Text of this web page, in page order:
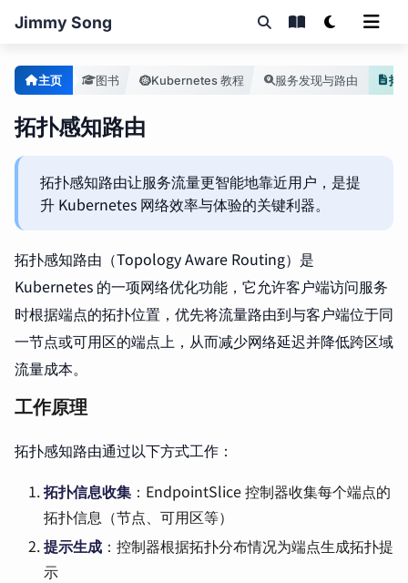
Jimmy Song
主页 图书 Kubernetes 教程 服务发现与路由 拓
拓扑感知路由
拓扑感知路由让服务流量更智能地靠近用户，是提
升 Kubernetes 网络效率与体验的关键利器。
拓扑感知路由（Topology Aware Routing）是
Kubernetes 的一项网络优化功能，它允许客户端访问服务
时根据端点的拓扑位置，优先将流量路由到与客户端位于同
一节点或可用区的端点上，从而减少网络延迟并降低跨区域
流量成本。
工作原理
拓扑感知路由通过以下方式工作：
拓扑信息收集 ：EndpointSlice 控制器收集每个端点的
拓扑信息（节点、可用区等）
提示生成 ：控制器根据拓扑分布情况为端点生成拓扑提
示